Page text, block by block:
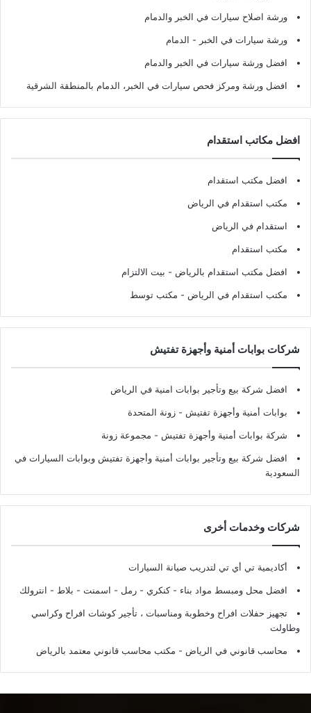
ورشة اصلاح سيارات في الخبر والدمام
ورشة سيارات في الخبر - الدمام
افضل ورشة سيارات في الخبر والدمام
افضل ورشة ومركز فحص سيارات في الخبر، الدمام بالمنطقة الشرقية
افضل مكاتب استقدام
افضل مكتب استقدام
مكتب استقدام في الرياض
استقدام في الرياض
مكتب استقدام
افضل مكتب استقدام بالرياض - بيت الالتزام
مكتب استقدام في الرياض - مكتب توسط
شركات بوابات أمنية وأجهزة تفتيش
افضل شركة بيع وتأجير بوابات امنية في الرياض
بوابات أمنية وأجهزة تفتيش - زونة المتحدة
شركة بوابات أمنية وأجهزة تفتيش - مجموعة زونة
افضل شركة بيع وتأجير بوابات أمنية وأجهزة تفتيش وبوابات السيارات في
السعودية
شركات وخدمات أخرى
أكاديمية تي أي تي لتدريب صيانة السيارات
افضل محل ومبسط مواد بناء - كنكري - رمل - اسمنت - بلاط - انترولك
تجهيز حفلات افراح وخطوبة ومناسبات ، تأجير كوشات افراح وكراسي
وطاولت
محاسب قانوني في الرياض - مكتب محاسب قانوني معتمد بالرياض